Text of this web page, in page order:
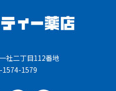
社二丁目112番地
1574-1579